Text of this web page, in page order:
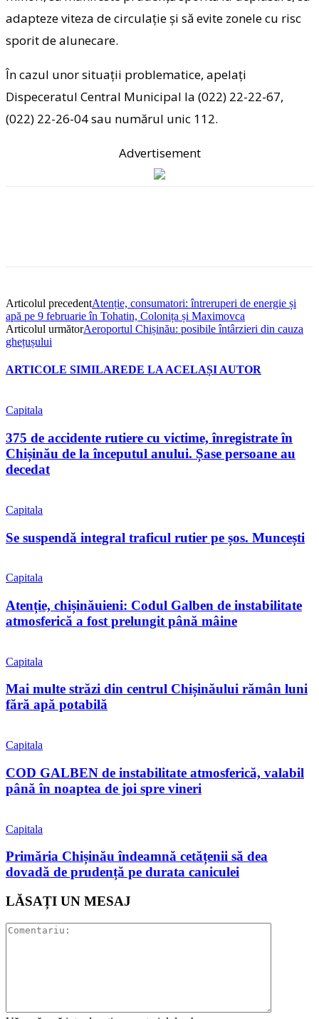
adapteze viteza de circulație și să evite zonele cu risc
sporit de alunecare.
În cazul unor situații problematice, apelați
Dispeceratul Central Municipal la (022) 22-22-67,
(022) 22-26-04 sau numărul unic 112.
Advertisement
Articolul precedentAtenție, consumatori: întreruperi de energie și
apă pe 9 februarie în Tohatin, Colonița și Maximovca
Articolul următorAeroportul Chișinău: posibile întârzieri din cauza
ghețușului
ARTICOLE SIMILAREDE LA ACELAȘI AUTOR
Capitala
375 de accidente rutiere cu victime, înregistrate în
Chișinău de la începutul anului. Șase persoane au
decedat
Capitala
Se suspendă integral traficul rutier pe șos. Muncești
Capitala
Atenție, chișinăuieni: Codul Galben de instabilitate
atmosferică a fost prelungit până mâine
Capitala
Mai multe străzi din centrul Chișinăului rămân luni
fără apă potabilă
Capitala
COD GALBEN de instabilitate atmosferică, valabil
până în noaptea de joi spre vineri
Capitala
Primăria Chișinău îndeamnă cetățenii să dea
dovadă de prudență pe durata caniculei
LĂSAȚI UN MESAJ